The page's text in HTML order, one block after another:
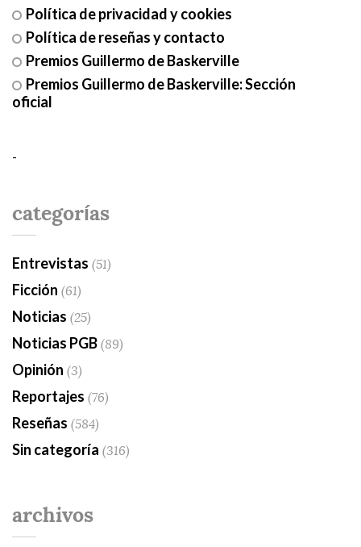
Política de privacidad y cookies
Política de reseñas y contacto
Premios Guillermo de Baskerville
Premios Guillermo de Baskerville: Sección
oficial
-
categorías
Entrevistas (51)
Ficción (61)
Noticias (25)
Noticias PGB(89)
Opinión (3)
Reportajes (76)
Reseñas (584)
Sin categoría (316)
archivos